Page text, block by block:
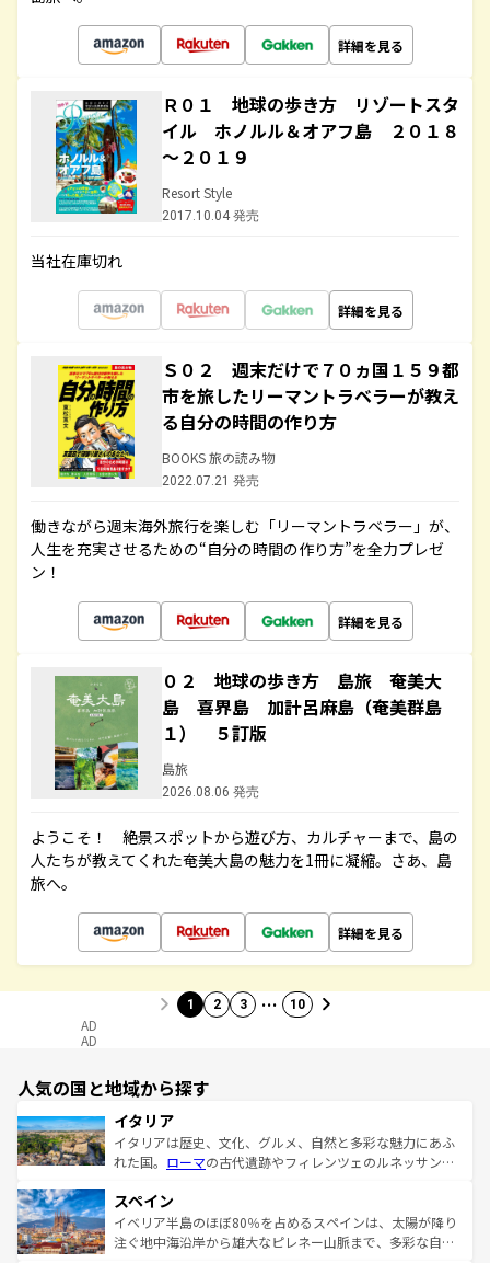
詳細を見る
Ｒ０１ 地球の歩き方 リゾートスタ
イル ホノルル＆オアフ島 ２０１８
～２０１９
Resort Style
2017.10.04 発売
当社在庫切れ
詳細を見る
Ｓ０２ 週末だけで７０ヵ国１５９都
市を旅したリーマントラベラーが教え
る自分の時間の作り方
BOOKS 旅の読み物
2022.07.21 発売
働きながら週末海外旅行を楽しむ「リーマントラベラー」が、
人生を充実させるための“自分の時間の作り方”を全力プレゼ
ン！
詳細を見る
０２ 地球の歩き方 島旅 奄美大
島 喜界島 加計呂麻島（奄美群島
１） ５訂版
島旅
2026.08.06 発売
ようこそ！ 絶景スポットから遊び方、カルチャーまで、島の
人たちが教えてくれた奄美大島の魅力を1冊に凝縮。さあ、島
旅へ。
詳細を見る
1 2 3 … 10
AD
AD
人気の国と地域から探す
イタリア
イタリアは歴史、文化、グルメ、自然と多彩な魅力にあふ
れた国。 ローマの古代遺跡やフィレンツェのルネッサンス
ろん、トスカーナの美しい田園風景やアマルフィ海岸の絶
景など、自然景観も見逃せない。観光の合間には、本場の
ピザやパスタなど、絶品のイタリア料理を堪能することも
スペイン
イベリア半島のほぼ80％を占めるスペインは、太陽が降り
注ぐ地中海沿岸から雄大なピレネー山脈まで、多彩な自然